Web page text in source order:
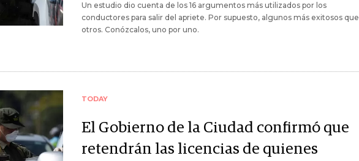
Un estudio dio cuenta de los 16 argumentos más utilizados por los
conductores para salir del apriete. Por supuesto, algunos más exitosos que
otros. Conózcalos, uno por uno.
TODAY
El Gobierno de la Ciudad confirmó que
retendrán las licencias de quienes